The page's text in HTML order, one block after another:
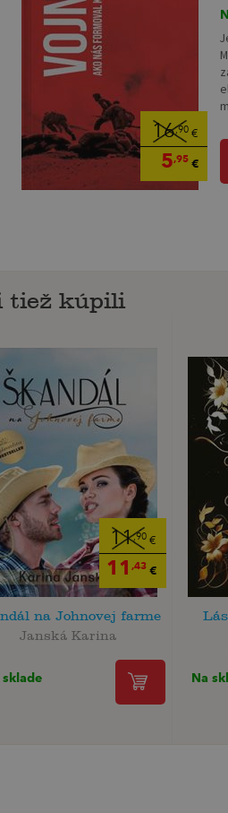
16,90€
5,95€
tiež kúpili
11,90 €
11 ,43 €
na Johnovej farme
Janská Karina
sklade Na